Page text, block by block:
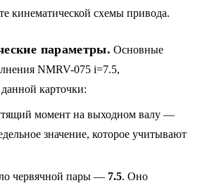
кинематической схемы привода.
параметры. Основные
NMRV-075 i=7.5,
карточки:
момент на выходном валу —
значение, которое учитывают
червячной пары — 7.5. Оно